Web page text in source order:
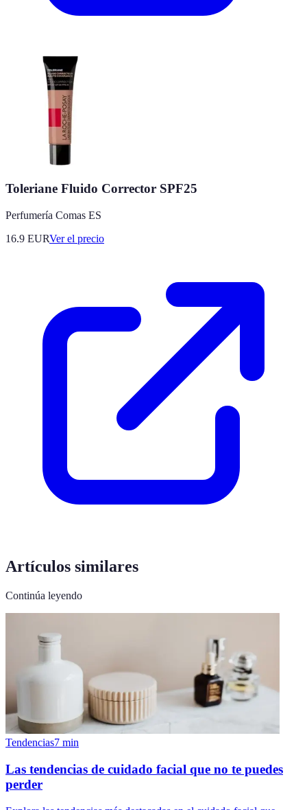
Toleriane Fluido Corrector SPF25
Perfumería Comas ES
16.9 EURVer el precio
Artículos similares
Continúa leyendo
Tendencias7 min
Las tendencias de cuidado facial que no te puedes
perder